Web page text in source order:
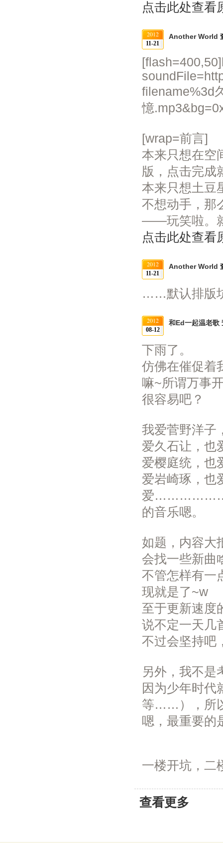
点击此处查看
2012
11-21
Another World
filename%3d
憶
[wrap=前言]
本来只想在
版，点击完
本来只想土
不想动手，那
——玩笑啦。
点击此处查看
2012
11-21
Another World
……默认排版
2012
08-12
和Ed一起温老歌
下雨了。
仿佛在催促着
嘛~所谓万事
很容易吧？
我爱菅野洋子
爱久石让，也
爱樱庭统，也
爱岩崎琢，也
爱
的音乐嗯。
如题，内容大
会找一些新
不管怎样有一
现就是了~w
至于更新速度
说不定一天
不过会坚持
另外，我不
因为少年时代
等……），所
嗯，最重要的
一楼开坑，二
查看更多